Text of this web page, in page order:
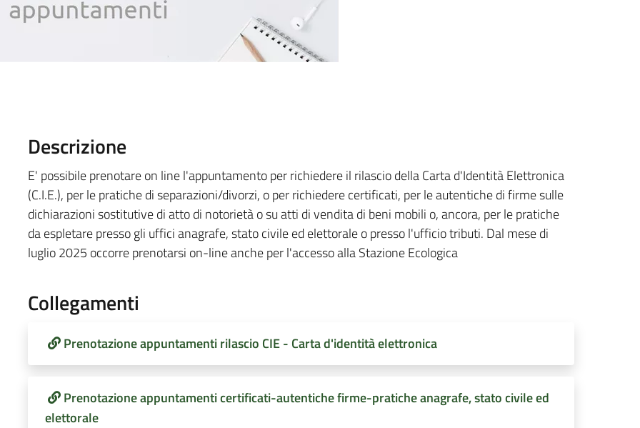
Descrizione
E' possibile prenotare on line l'appuntamento per richiedere il rilascio della Carta d'Identità Elettronica
(C.I.E.), per le pratiche di separazioni/divorzi, o per richiedere certificati, per le autentiche di firme sulle
dichiarazioni sostitutive di atto di notorietà o su atti di vendita di beni mobili o, ancora, per le pratiche
da espletare presso gli uffici anagrafe, stato civile ed elettorale o presso l'ufficio tributi. Dal mese di
luglio 2025 occorre prenotarsi on-line anche per l'accesso alla Stazione Ecologica
Collegamenti
Prenotazione appuntamenti rilascio CIE - Carta d'identità elettronica
Prenotazione appuntamenti certificati-autentiche firme-pratiche anagrafe, stato civile ed
elettorale